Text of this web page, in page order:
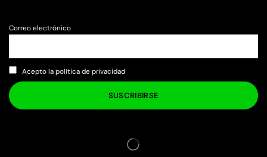
Correo electrónico
Acepto la política de privacidad